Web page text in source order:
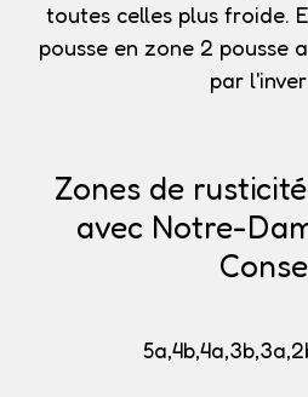
toutes celles plus froide.
pousse en zone 2 pousse
par
Zones de
avec Notre-